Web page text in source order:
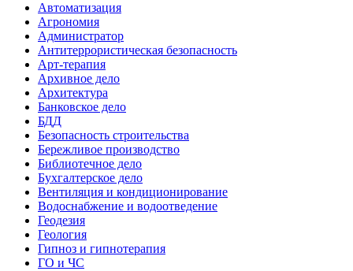
Автоматизация
Агрономия
Администратор
Антитеррористическая безопасность
Арт-терапия
Архивное дело
Архитектура
Банковское дело
БДД
Безопасность строительства
Бережливое производство
Библиотечное дело
Бухгалтерское дело
Вентиляция и кондиционирование
Водоснабжение и водоотведение
Геодезия
Геология
Гипноз и гипнотерапия
ГО и ЧС